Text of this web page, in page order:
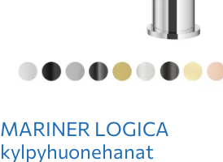
MARINER LOGICA
kylpyhuonehanat